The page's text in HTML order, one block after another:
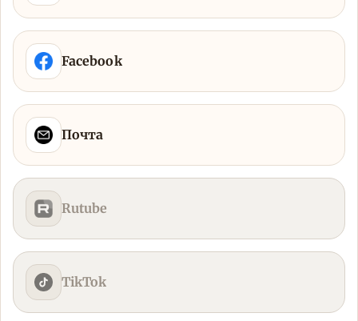
Facebook
Почта
Rutube
TikTok